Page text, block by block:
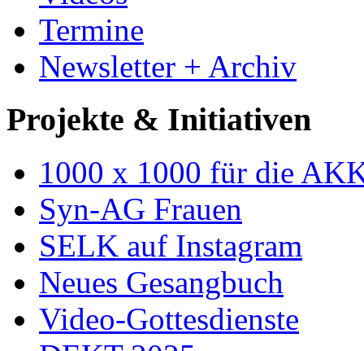
Termine
Newsletter + Archiv
Projekte & Initiativen
1000 x 1000 für die
Syn-AG Frauen
SELK auf Instagram
Neues Gesangbuch
Video-Gottesdienste